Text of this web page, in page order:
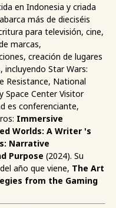
en Indonesia y criada
más de dieciséis
para televisión, cine,
marcas,
creación de lugares
incluyendo Star Wars:
Resistance, National
Space Center Visitor
es conferenciante,
Immersive
Worlds: A Writer 's
Narrative
Purpose (2024). Su
año que viene, The Art
from the Gaming